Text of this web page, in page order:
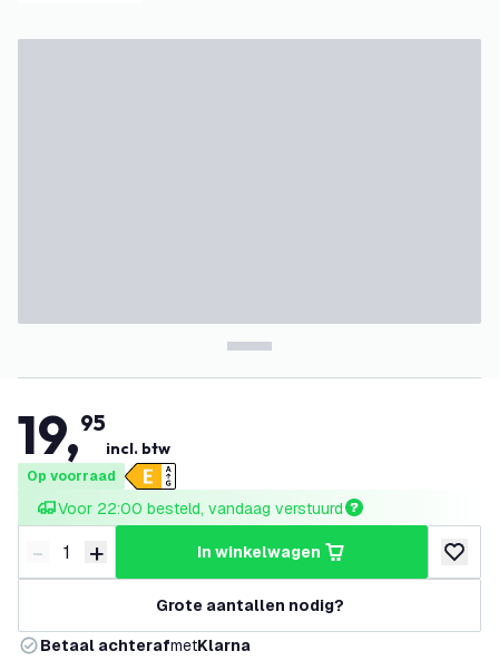
19,95
incl. btw
Op voorraad
Voor 22:00 besteld, vandaag verstuurd
Verminder hoeveelheid
- Verhoog hoeveelheid
+ in winkelwagen
Grote aantallen nodig?
Betaal achterafmetKlarna